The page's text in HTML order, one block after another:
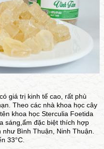
giá trị kinh tế cao, rất phù
Theo các nhà khoa học cây
khoa học Sterculia Foetida
sáng,ẩm đặc biệt thích hợp
Bình Thuận, Ninh Thuận.
33°C.